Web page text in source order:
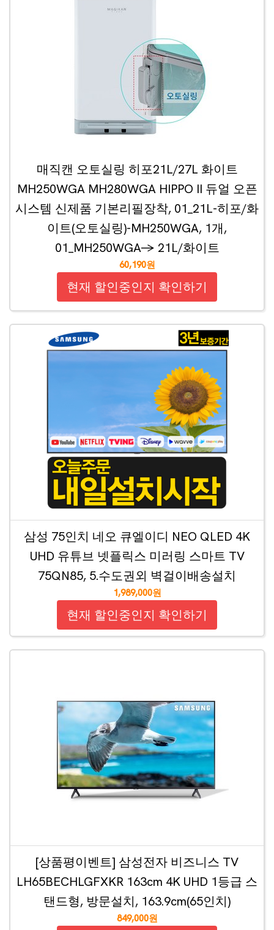
매직캔 오토실링 히포21L/27L 화이트
MH250WGA MH280WGA HIPPO II 듀얼 오픈
시스템 신제품 기본리필장착, 01_21L-히포/화
이트(오토실링)-MH250WGA, 1개,
01_MH250WGA-> 21L/화이트
60,190원
현재 할인중인지 확인하기
삼성 75인치 네오 큐엘이디 NEO QLED 4K
UHD 유튜브 넷플릭스 미러링 스마트 TV
75QN85, 5.수도권외 벽걸이배송설치
1,989,000원
현재 할인중인지 확인하기
[상품평이벤트] 삼성전자 비즈니스 TV
LH65BECHLGFXKR 163cm 4K UHD 1등급 스
탠드형, 방문설치, 163.9cm(65인치)
849,000원